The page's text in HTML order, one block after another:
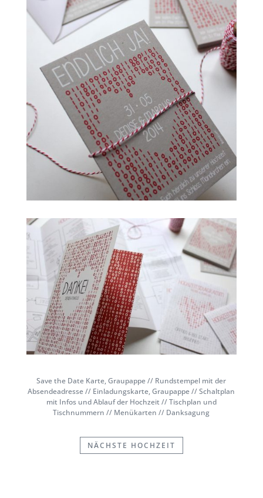
Save the Date Karte, Graupappe // Rundstempel mit der
Absendeadresse // Einladungskarte, Graupappe // Schaltplan
mit Infos und Ablauf der Hochzeit // Tischplan und
Tischnummern // Menükarten // Danksagung
NÄCHSTE HOCHZEIT